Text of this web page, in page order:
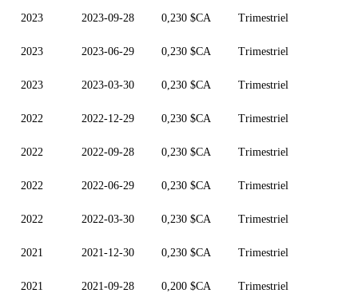
2023 2023-09-28 0,230 $CA Trimestriel
2023 2023-06-29 0,230 $CA Trimestriel
2023 2023-03-30 0,230 $CA Trimestriel
2022 2022-12-29 0,230 $CA Trimestriel
2022 2022-09-28 0,230 $CA Trimestriel
2022 2022-06-29 0,230 $CA Trimestriel
2022 2022-03-30 0,230 $CA Trimestriel
2021 2021-12-30 0,230 $CA Trimestriel
2021 2021-09-28 0,200 $CA Trimestriel